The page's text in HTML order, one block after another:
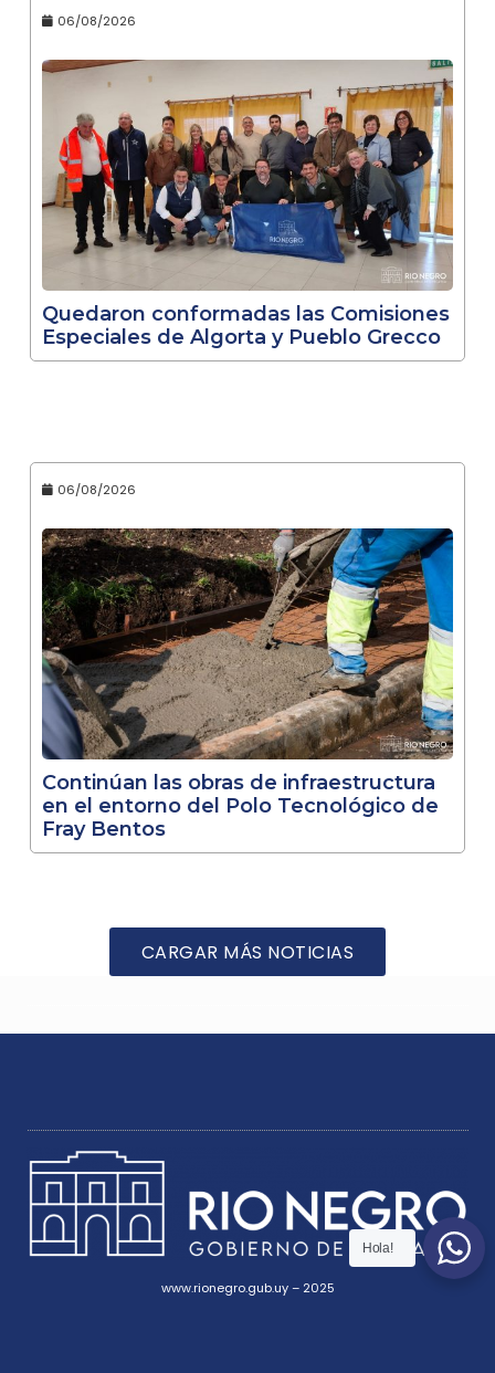
06/08/2026
Quedaron conformadas las Comisiones
Especiales de Algorta y Pueblo Grecco
06/08/2026
Continúan las obras de infraestructura
en el entorno del Polo Tecnológico de
Fray Bentos
CARGAR MÁS NOTICIAS
www.rionegro.gub.uy – 2025
Hola!